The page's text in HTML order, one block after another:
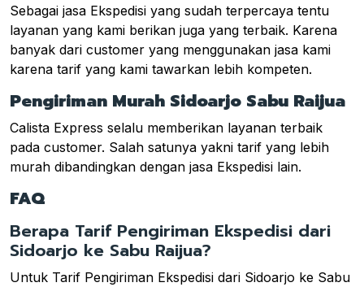
Sebagai jasa Ekspedisi yang sudah terpercaya tentu
layanan yang kami berikan juga yang terbaik. Karena
banyak dari customer yang menggunakan jasa kami
karena tarif yang kami tawarkan lebih kompeten.
Pengiriman Murah Sidoarjo Sabu Raijua
Calista Express selalu memberikan layanan terbaik
pada customer. Salah satunya yakni tarif yang lebih
murah dibandingkan dengan jasa Ekspedisi lain.
FAQ
Berapa Tarif Pengiriman Ekspedisi dari
Sidoarjo ke Sabu Raijua?
Untuk Tarif Pengiriman Ekspedisi dari Sidoarjo ke Sabu